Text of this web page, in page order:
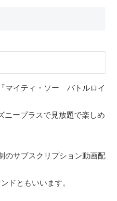
マイティ・ソー バトルロイ
ニープラスで見放題で楽しめ
のサブスクリプション動画配
ドともいいます。